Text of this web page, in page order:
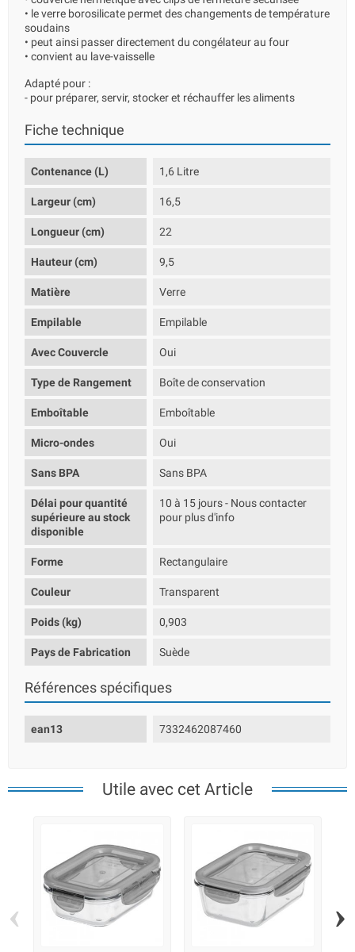
• le verre borosilicate permet des changements de température
soudains
• peut ainsi passer directement du congélateur au four
• convient au lave-vaisselle
Adapté pour :
- pour préparer, servir, stocker et réchauffer les aliments
Fiche technique
Contenance (L) 1,6 Litre
Largeur (cm) 16,5
Longueur (cm) 22
Hauteur (cm) 9,5
Matière Verre
Empilable Empilable
Avec Couvercle Oui
Type de Rangement Boîte de conservation
Emboîtable Emboîtable
Micro-ondes Oui
Sans BPA Sans BPA
Délai pour quantité
supérieure au stock
disponible
10 à 15 jours - Nous contacter
pour plus d'info
Forme Rectangulaire
Couleur Transparent
Poids (kg) 0,903
Pays de Fabrication Suède
Références spécifiques
ean13 7332462087460
Utile avec cet Article
‹ ›